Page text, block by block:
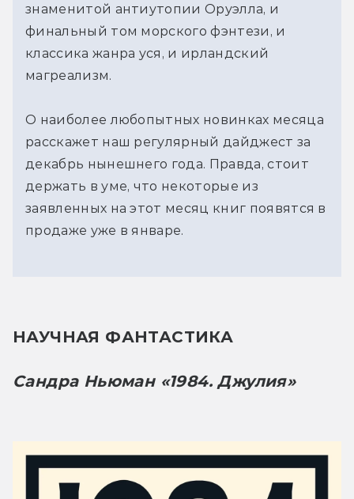
знаменитой антиутопии Оруэлла, и
финальный том морского фэнтези, и
классика жанра уся, и ирландский
магреализм.
О наиболее любопытных новинках месяца
расскажет наш регулярный дайджест за
декабрь нынешнего года. Правда, стоит
держать в уме, что некоторые из
заявленных на этот месяц книг появятся в
продаже уже в январе.
НАУЧНАЯ ФАНТАСТИКА
Сандра Ньюман «1984. Джулия»